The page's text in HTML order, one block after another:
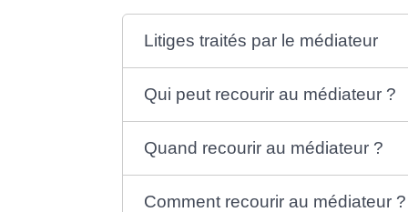
Litiges traités par le médiateur
Qui peut recourir au médiateur ?
Quand recourir au médiateur ?
Comment recourir au médiateur ?